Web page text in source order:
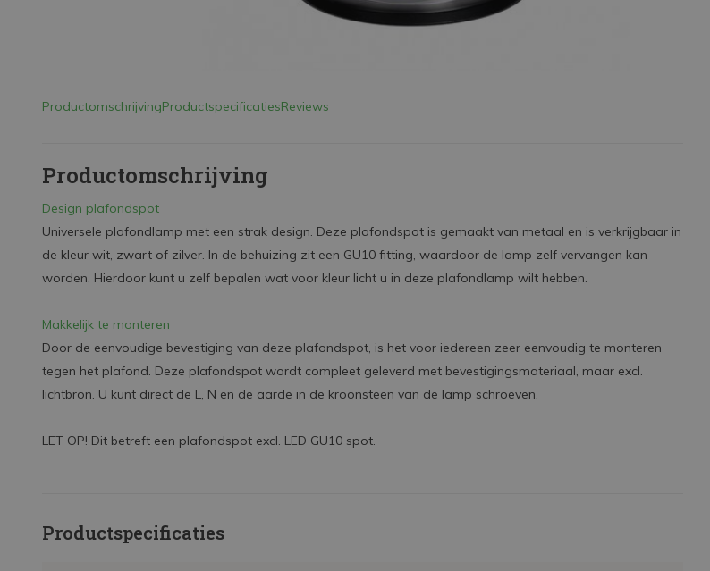
ProductomschrijvingProductspecificatiesReviews
Productomschrijving
Design plafondspot
Universele plafondlamp met een strak design. Deze plafondspot is gemaakt van metaal en is verkrijgbaar in
de kleur wit, zwart of zilver. In de behuizing zit een GU10 fitting, waardoor de lamp zelf vervangen kan
worden. Hierdoor kunt u zelf bepalen wat voor kleur licht u in deze plafondlamp wilt hebben.
Makkelijk te monteren
Door de eenvoudige bevestiging van deze plafondspot, is het voor iedereen zeer eenvoudig te monteren
tegen het plafond. Deze plafondspot wordt compleet geleverd met bevestigingsmateriaal, maar excl.
lichtbron. U kunt direct de L, N en de aarde in de kroonsteen van de lamp schroeven.
LET OP! Dit betreft een plafondspot excl. LED GU10 spot.
Productspecificaties